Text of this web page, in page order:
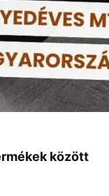
között